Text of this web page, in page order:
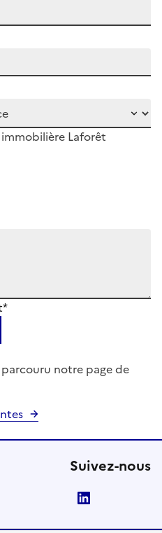
Laforêt
notre page de
Suivez-nous